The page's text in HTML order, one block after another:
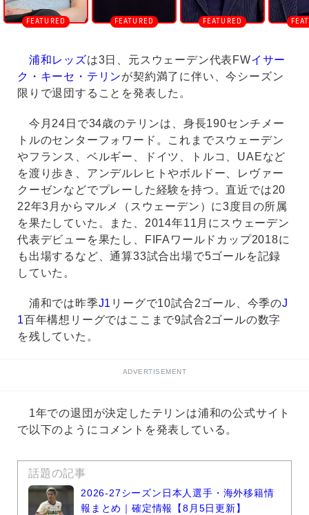
浦和レッズは3日、元スウェーデン代表FWイサー
ク・キーセ・テリンが契約満了に伴い、今シーズン
限りで退団することを発表した。
今月24日で34歳のテリンは、身長190センチメー
トルのセンターフォワード。これまでスウェーデン
やフランス、ベルギー、ドイツ、トルコ、UAEなど
を渡り歩き、アンデルレヒトやボルドー、レヴァー
クーゼンなどでプレーした経験を持つ。直近では20
22年3月からマルメ（スウェーデン）に3度目の所属
を果たしていた。また、2014年11月にスウェーデン
代表デビューを果たし、FIFAワールドカップ2018に
も出場するなど、通算33試合出場で5ゴールを記録
していた。
浦和では昨季J1 リーグで10試合2ゴール、今季のJ
1百年構想リーグではここまで9試合2ゴールの数字
を残していた。
ADVERTISEMENT
1年での退団が決定したテリンは浦和の公式サイト
で以下のようにコメントを発表している。
話題の記事
2026-27シーズン日本人選手・海外移籍情
報まとめ｜確定情報【8月5日更新】